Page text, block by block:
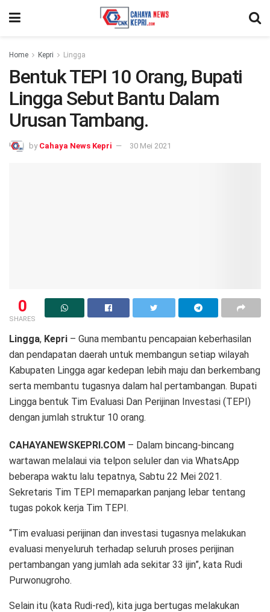
Home Kepri Lingga
Bentuk TEPI 10 Orang, Bupati
Lingga Sebut Bantu Dalam
Urusan Tambang.
by Cahaya News Kepri 30 Mei 2021
0
SHARES
Lingga, Kepri – Guna membantu pencapaian keberhasilan
dan pendapatan daerah untuk membangun setiap wilayah
Kabupaten Lingga agar kedepan lebih maju dan berkembang
serta membantu tugasnya dalam hal pertambangan. Bupati
Lingga bentuk Tim Evaluasi Dan Perijinan Investasi (TEPI)
dengan jumlah struktur 10 orang.
CAHAYANEWSKEPRI.COM – Dalam bincang-bincang
wartawan melalaui via telpon seluler dan via WhatsApp
beberapa waktu lalu tepatnya, Sabtu 22 Mei 2021.
Sekretaris Tim TEPI memaparkan panjang lebar tentang
tugas pokok kerja Tim TEPI.
“Tim evaluasi perijinan dan investasi tugasnya melakukan
evaluasi menyeluruh terhadap seluruh proses perijinan
pertambangan yang jumlah ada sekitar 33 ijin”, kata Rudi
Purwonugroho.
Selain itu (kata Rudi-red), kita juga bertugas melakukan